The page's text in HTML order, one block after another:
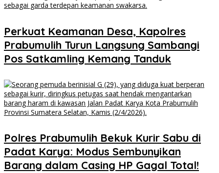
Perkuat Keamanan Desa, Kapolres
Prabumulih Turun Langsung Sambangi
Pos Satkamling Kemang Tanduk
Polres Prabumulih Bekuk Kurir Sabu di
Padat Karya: Modus Sembunyikan
Barang dalam Casing HP Gagal Total!